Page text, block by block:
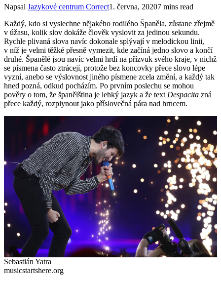
Napsal Jazykové centrum Correct1. června, 20207 mins read
Každý, kdo si vyslechne nějakého rodilého Španěla, zůstane zřejmě
v úžasu, kolik slov dokáže člověk vyslovit za jedinou sekundu.
Rychle plivaná slova navíc dokonale splývají v melodickou linii,
v níž je velmi těžké přesně vymezit, kde začíná jedno slovo a končí
druhé. Španělé jsou navíc velmi hrdí na přízvuk svého kraje, v nichž
se písmena často ztrácejí, protože bez koncovky přece slovo lépe
vyzní, anebo se výslovnost jiného písmene zcela změní, a každý tak
hned pozná, odkud pocházím. Po prvním poslechu se mohou
pověry o tom, že španělština je lehký jazyk a že text Despacita zná
přece každý, rozplynout jako příslovečná pára nad hrncem.
Sebastián Yatra
musicstartshere.org